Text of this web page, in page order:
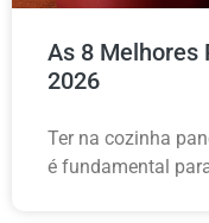
As 8 Melhores
2026
Ter na cozinha
é fundamental